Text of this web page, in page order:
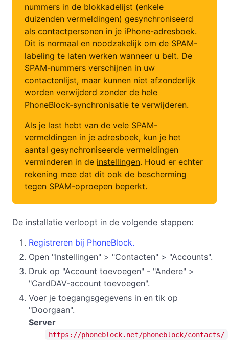
nummers in de blokkadelijst (enkele
duizenden vermeldingen) gesynchroniseerd
als contactpersonen in je iPhone-adresboek.
Dit is normaal en noodzakelijk om de SPAM-
labeling te laten werken wanneer u belt. De
SPAM-nummers verschijnen in uw
contactenlijst, maar kunnen niet afzonderlijk
worden verwijderd zonder de hele
PhoneBlock-synchronisatie te verwijderen.
Als je last hebt van de vele SPAM-
vermeldingen in je adresboek, kun je het
aantal gesynchroniseerde vermeldingen
verminderen in de instellingen. Houd er echter
rekening mee dat dit ook de bescherming
tegen SPAM-oproepen beperkt.
De installatie verloopt in de volgende stappen:
Registreren bij PhoneBlock.
Open "Instellingen" > "Contacten" > "Accounts".
Druk op "Account toevoegen" - "Andere" >
"CardDAV-account toevoegen".
Voer je toegangsgegevens in en tik op
"Doorgaan".
Server
https://phoneblock.net/phoneblock/contacts/